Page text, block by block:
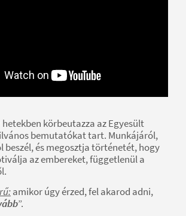
hetekben körbeutazza az Egyesült
bemutatókat tart. Munkájáról,
és megosztja történetét, hogy
az embereket, függetlenül a
amikor úgy érzed, fel akarod adni,
”.